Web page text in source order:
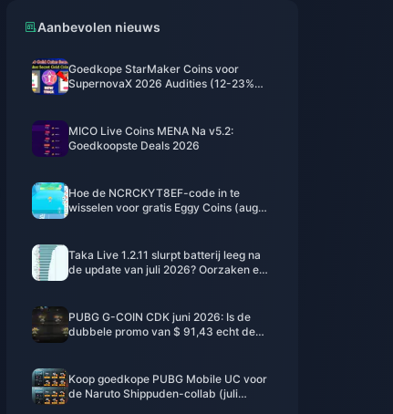
Aanbevolen nieuws
Goedkope StarMaker Coins voor
SupernovaX 2026 Audities (12-23%
MICO Live Coins MENA Na v5.2:
Goedkoopste Deals 2026
Hoe de NCRCKYT8EF-code in te
wisselen voor gratis Eggy Coins (aug
Taka Live 1.2.11 slurpt batterij leeg na
de update van juli 2026? Oorzaken en
PUBG G-COIN CDK juni 2026: Is de
dubbele promo van $ 91,43 echt de
Koop goedkope PUBG Mobile UC voor
de Naruto Shippuden-collab (juli